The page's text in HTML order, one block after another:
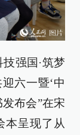
强国·筑梦
六一暨‘中
布会”在宋
本呈现了从